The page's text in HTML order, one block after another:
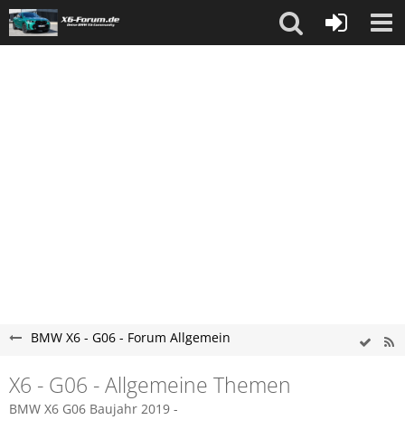
BMW X6 - G06 - Forum Allgemein
X6 - G06 - Allgemeine Themen
BMW X6 G06 Baujahr 2019 -